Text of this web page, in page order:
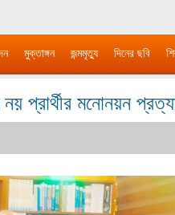
মুক্তাঙ্গন জন্মমৃত্যু দিনের ছবি
নয় প্রার্থীর মনোনয়ন